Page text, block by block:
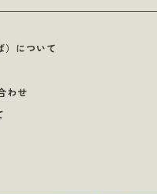
）について
わせ